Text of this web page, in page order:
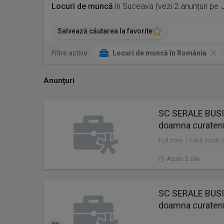
Locuri de muncă în Suceava (vezi 2 anunțuri pe
Salvează căutarea la favorite
Filtre active: Locuri de muncă în România
Anunţuri
SC SERALE
doamna
Full time | Fără studii
Acum 3 zile
SC SERALE
doamna